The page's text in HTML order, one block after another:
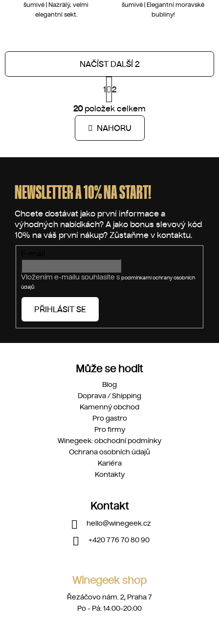
šumivé | Nazrálý, velmi
elegantní sekt.
šumivé | Elegantní moravské
bubliny!
O
v
á
d
a
p
r
k
y
v
p
i
s
NAČÍST DALŠÍ 2
S
t
r
á
n
k
á
1
2
20položek celkem
NAHORU
NEWSLETTER A 10% NA START!
Vložením e-mailu souhlasíte s podmínkami ochrany osobních
údajů
PŘIHLÁSIT SE
Může se hodit
Blog
Doprava / Shipping
Kamenný obchod
Pro gastro
Pro firmy
Winegeek: obchodní podmínky
Ochrana osobních údajů
Kariéra
Kontakty
Kontakt
hello@winegeek.cz
+420 776 70 80 90
Winegeek shop
Řezáčovo nám. 2, Praha 7
Po - Pá: 14:00-20:00